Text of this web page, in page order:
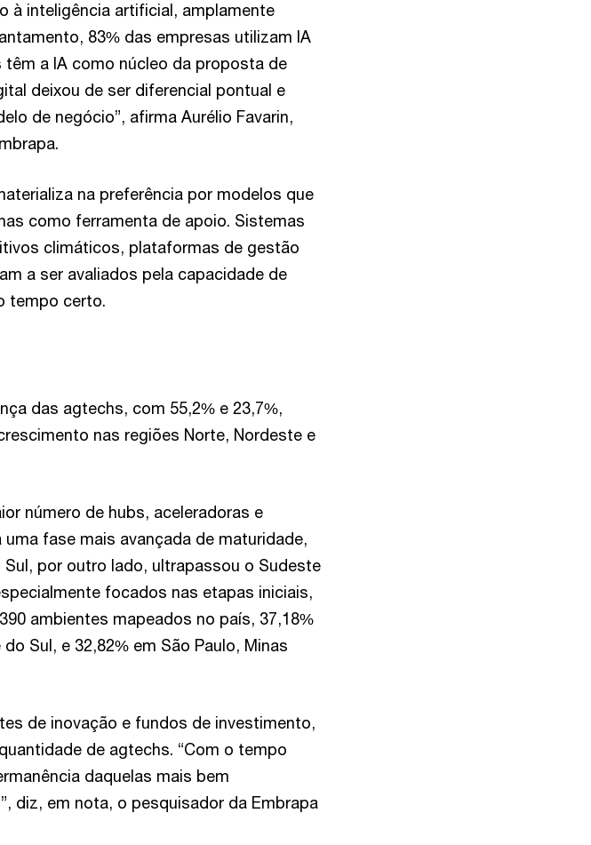
à inteligência artificial, amplamente
83% das empresas utilizam IA
a IA como núcleo da proposta de
deixou de ser diferencial pontual e
de negócio”, afirma Aurélio Favarin,
na preferência por modelos que
como ferramenta de apoio. Sistemas
climáticos, plataformas de gestão
a ser avaliados pela capacidade de
tempo certo.
das agtechs, com 55,2% e 23,7%,
nas regiões Norte, Nordeste e
número de hubs, aceleradoras e
fase mais avançada de maturidade,
por outro lado, ultrapassou o Sudeste
focados nas etapas iniciais,
ambientes mapeados no país, 37,18%
Sul, e 32,82% em São Paulo, Minas
de inovação e fundos de investimento,
de agtechs. “Com o tempo
daquelas mais bem
diz, em nota, o pesquisador da Embrapa